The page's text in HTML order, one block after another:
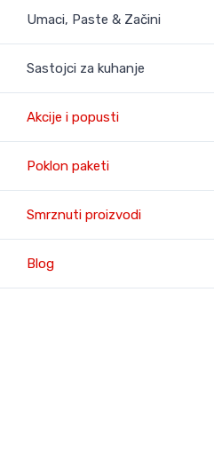
Umaci, Paste & Začini
Sastojci za kuhanje
Akcije i popusti
Poklon paketi
Smrznuti proizvodi
Blog